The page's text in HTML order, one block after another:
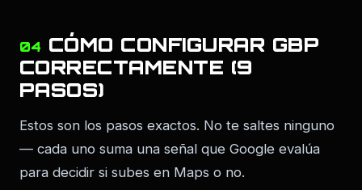
04 CÓMO CONFIGURAR GBP
CORRECTAMENTE (9
PASOS)
Estos son los pasos exactos. No te saltes ninguno
— cada uno suma una señal que Google evalúa
para decidir si subes en Maps o no.